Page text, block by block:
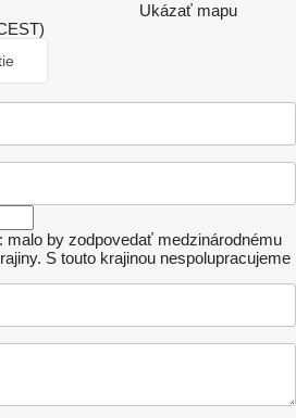
Ukázať mapu
malo by zodpovedať medzinárodnému
S touto krajinou nespolupracujeme